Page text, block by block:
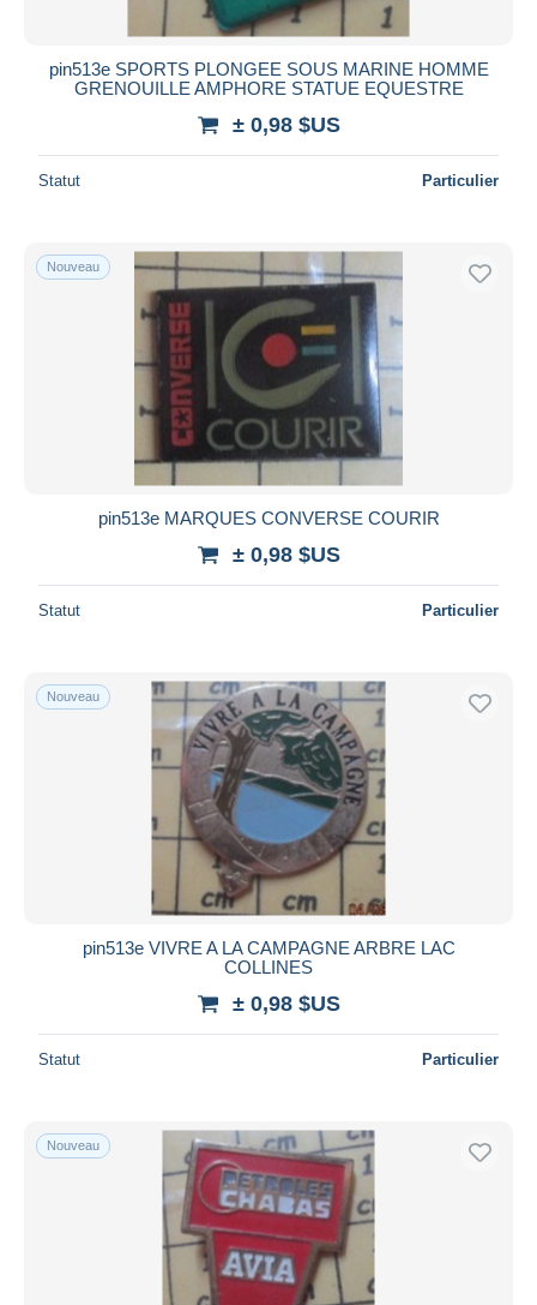
pin513e SPORTS PLONGEE SOUS MARINE HOMME
GRENOUILLE AMPHORE STATUE EQUESTRE
± 0,98 $US
Statut Particulier
Nouveau
pin513e MARQUES CONVERSE COURIR
± 0,98 $US
Statut Particulier
Nouveau
pin513e VIVRE A LA CAMPAGNE ARBRE LAC
COLLINES
± 0,98 $US
Statut Particulier
Nouveau